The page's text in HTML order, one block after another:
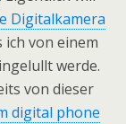
Digitalkamera
ich von einem
werde.
von dieser
digital phone